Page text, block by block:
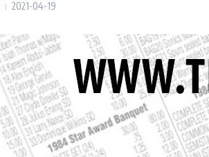
2021-04-19